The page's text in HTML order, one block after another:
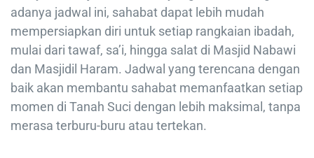
adanya jadwal ini, sahabat dapat lebih mudah
mempersiapkan diri untuk setiap rangkaian ibadah,
mulai dari tawaf, sa’i, hingga salat di Masjid Nabawi
dan Masjidil Haram. Jadwal yang terencana dengan
baik akan membantu sahabat memanfaatkan setiap
momen di Tanah Suci dengan lebih maksimal, tanpa
merasa terburu-buru atau tertekan.